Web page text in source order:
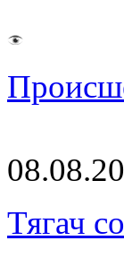
Тягач